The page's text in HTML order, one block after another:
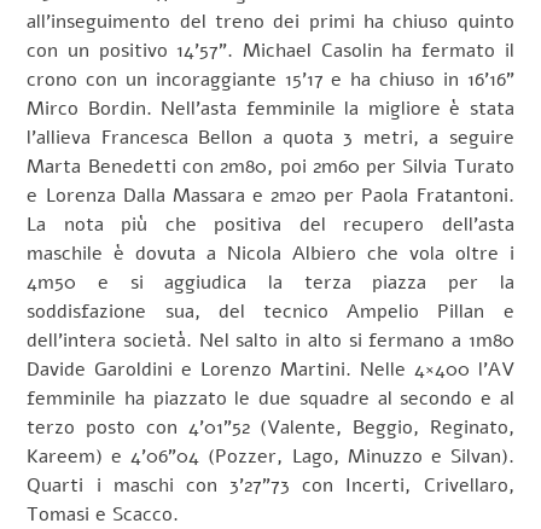
all’inseguimento del treno dei primi ha chiuso quinto
con un positivo 14’57”. Michael Casolin ha fermato il
crono con un incoraggiante 15’17 e ha chiuso in 16’16”
Mirco Bordin. Nell’asta femminile la migliore è stata
l’allieva Francesca Bellon a quota 3 metri, a seguire
Marta Benedetti con 2m80, poi 2m60 per Silvia Turato
e Lorenza Dalla Massara e 2m20 per Paola Fratantoni.
La nota più che positiva del recupero dell’asta
maschile è dovuta a Nicola Albiero che vola oltre i
4m50 e si aggiudica la terza piazza per la
soddisfazione sua, del tecnico Ampelio Pillan e
dell’intera società. Nel salto in alto si fermano a 1m80
Davide Garoldini e Lorenzo Martini. Nelle 4×400 l’AV
femminile ha piazzato le due squadre al secondo e al
terzo posto con 4’01”52 (Valente, Beggio, Reginato,
Kareem) e 4’06”04 (Pozzer, Lago, Minuzzo e Silvan).
Quarti i maschi con 3’27”73 con Incerti, Crivellaro,
Tomasi e Scacco.